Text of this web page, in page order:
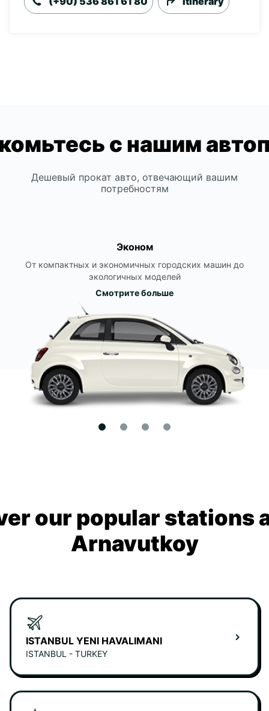
с нашим
Дешевый прокат авто, отвечающий вашим
потребностям
Эконом
От компактных и экономичных городских машин до
экологичных моделей
Смотрите больше
our popular stations
Arnavutkoy
ISTANBUL YENI HAVALIMANI
ISTANBUL - TURKEY